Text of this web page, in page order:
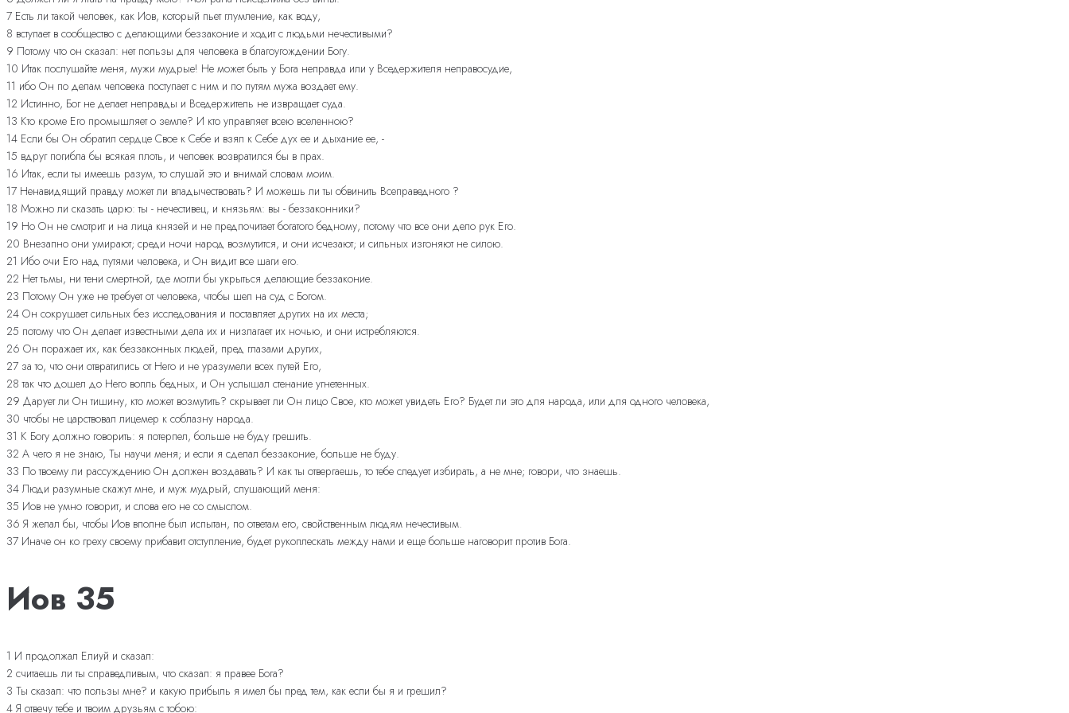
7 Есть ли такой человек, как Иов, который пьет глумление, как воду,
8 вступает в сообщество с делающими беззаконие и ходит с людьми нечестивыми?
9 Потому что он сказал: нет пользы для человека в благоугождении Богу.
10 Итак послушайте меня, мужи мудрые! Не может быть у Бога неправда или у Вседержителя неправосудие,
11 ибо Он по делам человека поступает с ним и по путям мужа воздает ему.
12 Истинно, Бог не делает неправды и Вседержитель не извращает суда.
13 Кто кроме Его промышляет о земле? И кто управляет всею вселенною?
14 Если бы Он обратил сердце Свое к Себе и взял к Себе дух ее и дыхание ее, -
15 вдруг погибла бы всякая плоть, и человек возвратился бы в прах.
16 Итак, если ты имеешь разум, то слушай это и внимай словам моим.
17 Ненавидящий правду может ли владычествовать? И можешь ли ты обвинить Всеправедного ?
18 Можно ли сказать царю: ты - нечестивец, и князьям: вы - беззаконники?
19 Но Он не смотрит и на лица князей и не предпочитает богатого бедному, потому что все они дело рук Его.
20 Внезапно они умирают; среди ночи народ возмутится, и они исчезают; и сильных изгоняют не силою.
21 Ибо очи Его над путями человека, и Он видит все шаги его.
22 Нет тьмы, ни тени смертной, где могли бы укрыться делающие беззаконие.
23 Потому Он уже не требует от человека, чтобы шел на суд с Богом.
24 Он сокрушает сильных без исследования и поставляет других на их места;
25 потому что Он делает известными дела их и низлагает их ночью, и они истребляются.
26 Он поражает их, как беззаконных людей, пред глазами других,
27 за то, что они отвратились от Него и не уразумели всех путей Его,
28 так что дошел до Него вопль бедных, и Он услышал стенание угнетенных.
29 Дарует ли Он тишину, кто может возмутить? скрывает ли Он лицо Свое, кто может увидеть Его? Будет ли это для народа, или для одного человека,
30 чтобы не царствовал лицемер к соблазну народа.
31 К Богу должно говорить: я потерпел, больше не буду грешить.
32 А чего я не знаю, Ты научи меня; и если я сделал беззаконие, больше не буду.
33 По твоему ли рассуждению Он должен воздавать? И как ты отвергаешь, то тебе следует избирать, а не мне; говори, что знаешь.
34 Люди разумные скажут мне, и муж мудрый, слушающий меня:
35 Иов не умно говорит, и слова его не со смыслом.
36 Я желал бы, чтобы Иов вполне был испытан, по ответам его, свойственным людям нечестивым.
37 Иначе он ко греху своему прибавит отступление, будет рукоплескать между нами и еще больше наговорит против Бога.
Иов 35
1 И продолжал Елиуй и сказал:
2 считаешь ли ты справедливым, что сказал: я правее Бога?
3 Ты сказал: что пользы мне? и какую прибыль я имел бы пред тем, как если бы я и грешил?
4 Я отвечу тебе и твоим друзьям с тобою: